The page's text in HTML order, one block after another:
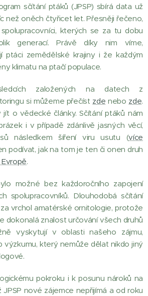
sčítání ptáků (JPSP) sbírá data už
než oněch čtyřicet let. Přesněji řečeno,
kterých se za tu dobu
generací. Právě díky nim víme,
ptáci zemědělské krajiny i že každým
klimatu na ptačí populace.
založených na datech z
si můžeme přečíst zde nebo zde.
o vědecké články. Sčítání ptáků nám
i v případě zdánlivě jasných věcí,
následkem šíření viru usutu (více
podívat, jak na tom je ten či onen druh
.
možné bez každoročního zapojení
spolupracovníků. Dlouhodobá sčítání
vrchol amatérské ornitologie, protože
dokonalá znalost určování všech druhů
vyskytují v oblasti našeho zájmu,
výzkumu, který nemůže dělat nikdo jiný
pokroku i k posunu nároků na
nové zájemce nepřijímá a od roku